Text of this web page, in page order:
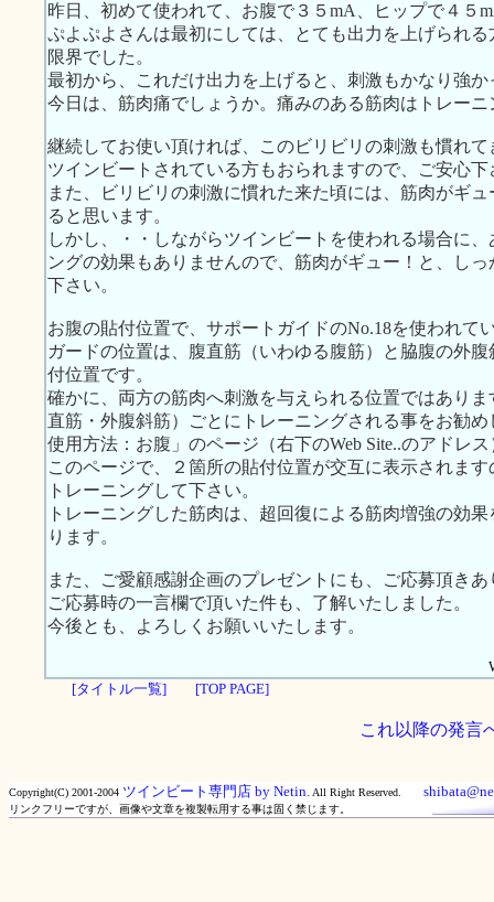
昨日、初めて使われて、お腹で３５mA、ヒップで４５
ぷよぷよさんは最初にしては、とても出力を上げられ
限界でした。
最初から、これだけ出力を上げると、刺激もかなり強
今日は、筋肉痛でしょうか。痛みのある筋肉はトレー
継続してお使い頂ければ、このビリビリの刺激も慣れ
ツインビートされている方もおられますので、ご安心下
また、ビリビリの刺激に慣れた来た頃には、筋肉がギ
ると思います。
しかし、・・しながらツインビートを使われる場合に
ングの効果もありませんので、筋肉がギュー！と、し
下さい。
お腹の貼付位置で、サポートガイドのNo.18を使われて
ガードの位置は、腹直筋（いわゆる腹筋）と脇腹の外
付位置です。
確かに、両方の筋肉へ刺激を与えられる位置ではあり
直筋・外腹斜筋）ごとにトレーニングされる事をお勧
使用方法：お腹」のページ（右下のWeb Site..のアドレ
このページで、２箇所の貼付位置が交互に表示されま
トレーニングして下さい。
トレーニングした筋肉は、超回復による筋肉増強の効
ります。
また、ご愛顧感謝企画のプレゼントにも、ご応募頂き
ご応募時の一言欄で頂いた件も、了解いたしました。
今後とも、よろしくお願いいたします。
[タイトル一覧]
[TOP PAGE]
これ以降の発言
Copyright(C) 2001-2004 ツインビート専門店 by Netin. All Right Reserved.
リンクフリーですが、画像や文章を複製転用する事は固く禁じます。